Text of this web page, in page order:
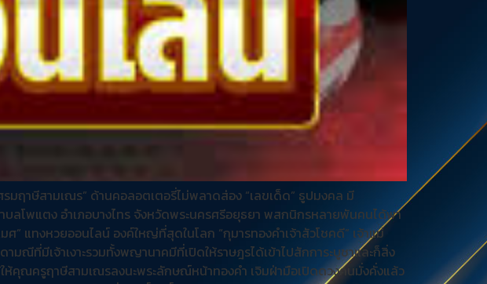
ฤาษีสามเณร” ด้านคอลอตเตอรี่ไม่พลาดส่อง “เลขเด็ด” ธูปมงคล มี
โพแตง อำเภอบางไทร จังหวัดพระนครศรีอยุธยา พสกนิกรหลายพันคนได้พา
” แทงหวยออนไลน์ องค์ใหญ่ที่สุดในโลก “กุมารทองคำเจ้าสัวโชคดี” เจ้าแม่
ณีที่มีเจ้าเงาะรวมทั้งพญานาคมีที่เปิดให้ราษฎรได้เข้าไปสักการะบูชาและก็สิ่ง
ห้คุณครูฤาษีสามเณรลงนะพระลักษณ์หน้าทองคำ เจิมฝ่ามือเปิดดวงคนมั่งคั่งแล้ว